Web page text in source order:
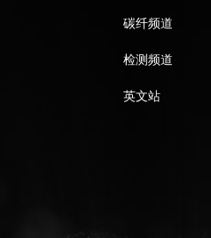
碳纤频道
检测频道
英文站